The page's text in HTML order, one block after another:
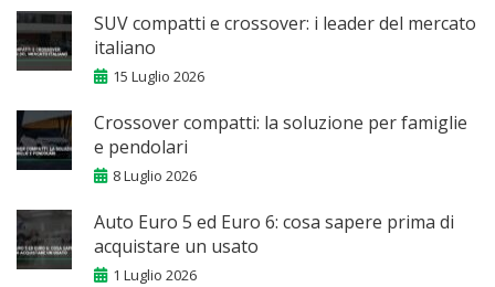
SUV compatti e crossover: i leader del mercato
italiano
15 Luglio 2026
Crossover compatti: la soluzione per famiglie
e pendolari
8 Luglio 2026
Auto Euro 5 ed Euro 6: cosa sapere prima di
acquistare un usato
1 Luglio 2026